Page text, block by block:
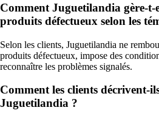
Comment Juguetilandia gère-t-
produits défectueux selon les
Selon les clients, Juguetilandia ne
produits défectueux, impose des
reconnaître les problèmes signalés.
Comment les clients décrivent-
Juguetilandia ?